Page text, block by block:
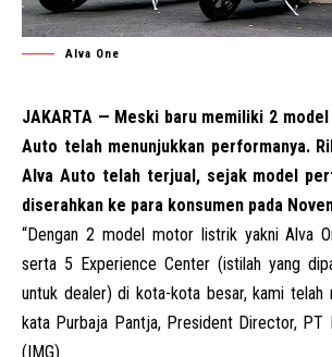
Alva One
JAKARTA — Meski baru memiliki 2
Auto telah menunjukkan performanya.
Alva Auto telah terjual, sejak model
diserahkan ke para konsumen pada
“Dengan 2 model motor listrik yakni Alva
serta 5 Experience Center (istilah yang
untuk dealer) di kota-kota besar, kami telah
kata Purbaja Pantja, President Director, PT
(IMG).